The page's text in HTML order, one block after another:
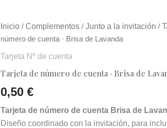
Inicio / Complementos / Junto a la invitación /
número de cuenta · Brisa de Lavanda
Tarjeta Nº de cuenta
Tarjeta de número de cuenta · Brisa de
0,50 €
Tarjeta de número de cuenta Brisa de
Diseño coordinado con la invitación, para
Tarjeta
de
de
·
de
cantidad